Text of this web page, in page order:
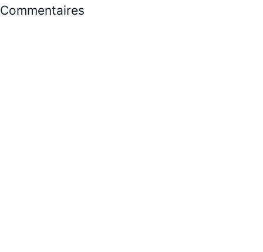
Commentaires